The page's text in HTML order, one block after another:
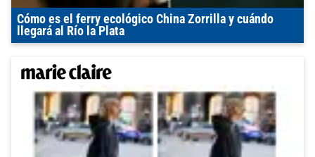
Cómo es el ferry ecológico China Zorrilla y cuándo
llegará al Río la Plata